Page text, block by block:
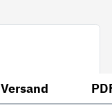
Versand